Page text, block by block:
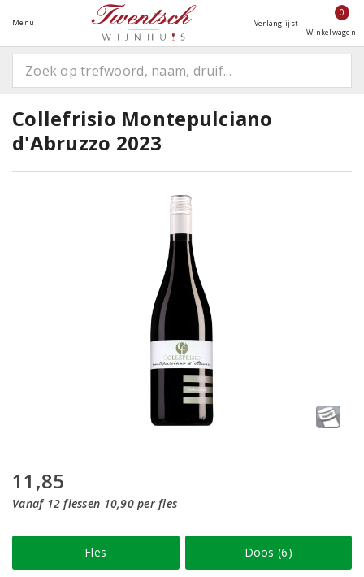
Menu Verlanglijst
0
Winkelwagen
Collefrisio Montepulciano
d'Abruzzo 2023
11,85
Vanaf 12 flessen 10,90 per fles
Fles Doos (6)